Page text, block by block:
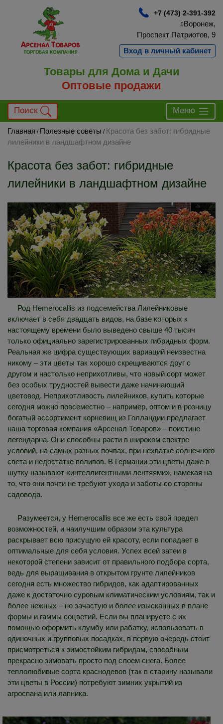
+7 (473) 2-391-392
г.Воронеж,
Проспект Патриотов, 9
Вход в личный кабинет
Товары для Дома и Дачи
Оптовые продажи
Поиск Меню
Главная / Полезные советы / Красота без забот: гибридные
лилейники в ландшафтном дизайне
Красота без забот: гибридные
лилейники в ландшафтном дизайне
Род Hemerocallis из подсемейства Лилейниковые
включает в себя двадцать видов, на базе которых к
настоящему времени было выведено свыше 40 тысяч
только официально зарегистрированных гибридных форм.
Реальная же цифра существующих вариаций неизвестна
никому – эти цветы так хорошо скрещиваются друг с
другом и настолько неприхотливы, что новый сорт может
без особых трудностей вывести даже начинающий
цветовод. Неприхотливость лилейников, купить которые
сегодня можно повсеместно – например, оптом и в розницу
богатый ассортимент корневищ из Голландии предлагает
наша торговая компания «Арсенал Товаров» – поистине
легендарна. Они способны расти в широком спектре
условий, на самых разных почвах, при нехватке солнечного
света и недостатке поливов. В Германии эти цветы даже в
шутку называют «интеллигентными лентяями», намекая на
то, что они почти не требуют ухода и заботы со стороны
садовода.
Разумеется, у Hemerocallis все же есть свой предел
возможностей, и наилучшим образом эта культура
раскрывает всю присущую ей красоту, если попадает в
оптимальные для себя условия. Успех всей затеи в
некоторой степени зависит от правильного подбора сорта,
ведь для выращивания в открытом грунте лилейников
сегодня есть множество гибридов, как адаптированных
даже к достаточно суровым климатическим условиям, так и
более нежных – но зачастую и более изысканных в плане
формы и гаммы соцветий. Если вы планируете с их
помощью оформить клумбу или рабатку, использовать в
одиночных и групповых посадках, в первую очередь стоит
присмотреться к зимостойким гибридам, способным
прекрасно зимовать просто под слоем снега. Более
теплолюбивые сорта краснодевов (так в старину называли
эти цветы в России) потребуют зимних укрытий из
агроспана или лапника.